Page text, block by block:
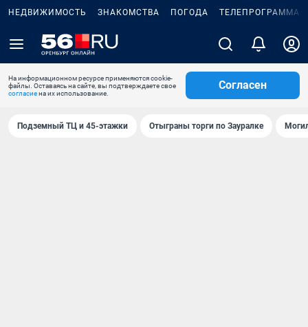
НЕДВИЖИМОСТЬ ЗНАКОМСТВА ПОГОДА ТЕЛЕПРОГРАММА
На информационном ресурсе применяются cookie-
файлы. Оставаясь на сайте, вы подтверждаете свое
согласиена их использование.
Согласен
Подземный ТЦ и 45-этажки Отыграны торги по Зауралке